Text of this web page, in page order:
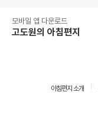
모바일 앱 다운로드
고도원의 아침편지
아침편지 소개